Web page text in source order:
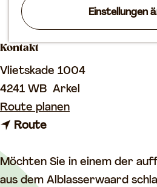
Einstellungen
m
e
p
a
g
Schlafen in
Möchten Sie in einem der
aus dem Alblasserwaard
Kontakt
Vlietskade 1004
4241 WB Arkel
Route planenb
S
c
Routeb
s
S